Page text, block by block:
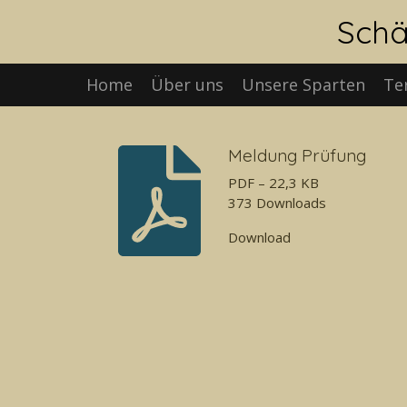
Home Über uns Unsere Sparten
Meldung Prüfung
PDF – 22,3 KB
373 Downloads
Download